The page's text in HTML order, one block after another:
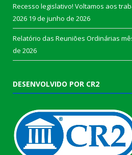
Recesso legislativo! Voltamos aos
2026 19 de junho de 2026
Relatório das Reuniões Ordinárias
de 2026
DESENVOLVIDO POR CR2